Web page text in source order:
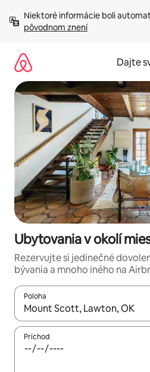
obsah.
Niektoré informácie boli
pôvodnom znení
Dajte
Ubytovania v okolí
Rezervujte si jedinečné
bývania a mnoho iného na
Poloha
Keď budú výsledky k dispozícii,
Príchod